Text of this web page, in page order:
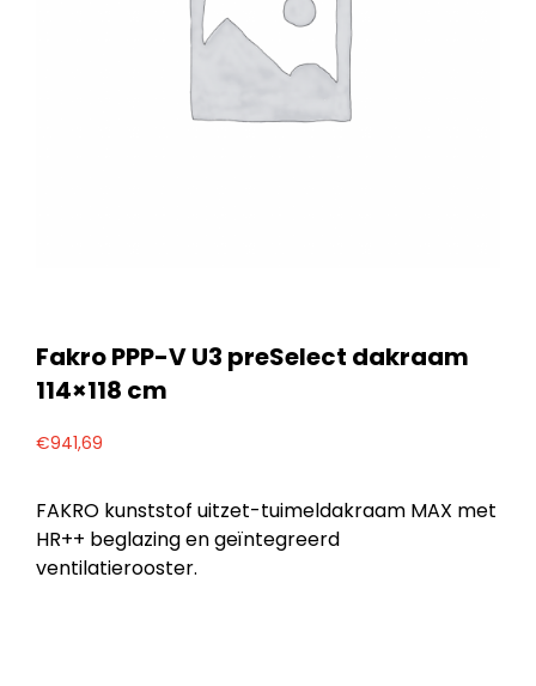
Fakro PPP-V U3 preSelect dakraam
114×118 cm
€941,69
FAKRO kunststof uitzet-tuimeldakraam MAX met
HR++ beglazing en geïntegreerd
ventilatierooster.